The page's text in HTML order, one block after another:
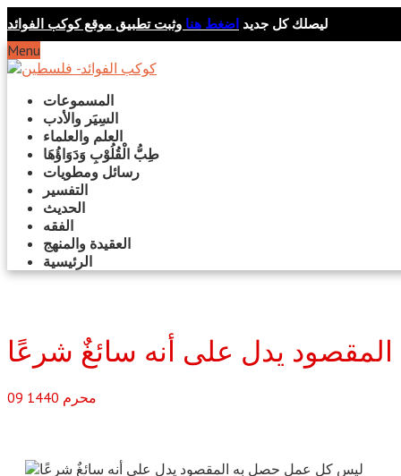
ليصلك كل جديد اضغط هنا وثبت تطبيق موقع كوكب الفوائد
Menu
المسموعات
السِيَر والأدب
العلم والعلماء
طِبُّ الْقُلُوْبِ وَدَوَاؤُهَا
رسائل ومطويات
التفسير
الحديث
الفقه
العقيدة والمنهج
الرئيسية
يدل على أنه سائغٌ شرعًا
09 محرم 1440